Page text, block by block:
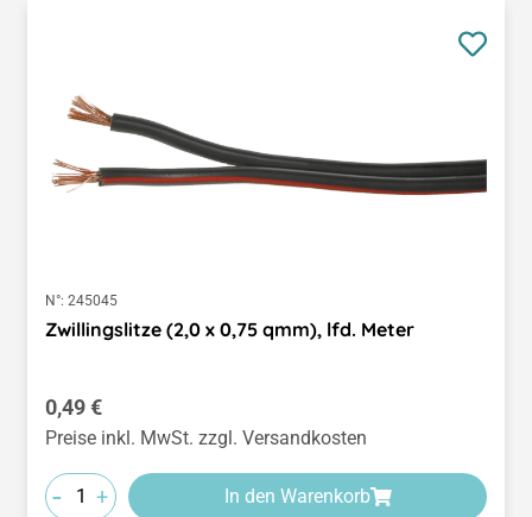
N°: 245045
Zwillingslitze (2,0 x 0,75 qmm), lfd. Meter
Regulärer Preis:
0,49 €
Preise inkl. MwSt. zzgl. Versandkosten
- + In den Warenkorb